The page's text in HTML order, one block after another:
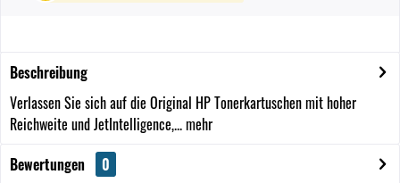
Beschreibung
Verlassen Sie sich auf die Original HP Tonerkartuschen mit hoher
Reichweite und JetIntelligence,...mehr
Bewertungen
0